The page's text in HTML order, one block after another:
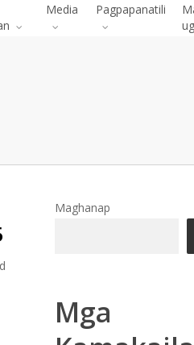
Media Pagpapanatili
Maghanap
Mga